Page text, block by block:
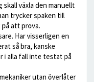
skall växla den manuellt
trycker spaken till
på att prova.
Har visserligen en
så bra, kanske
i alla fall inte testat på
utan överlåter